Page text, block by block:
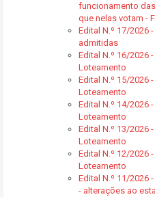
funcionamento
que nelas votam -
Edital N.º 17/2026
admitidas
Edital N.º 16/2026
Loteamento
Edital N.º 15/2026
Loteamento
Edital N.º 14/2026
Loteamento
Edital N.º 13/2026
Loteamento
Edital N.º 12/2026
Loteamento
Edital N.º 11/2026
- alterações ao